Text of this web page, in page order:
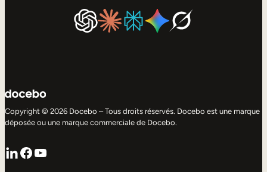
Copyright © 2026 Docebo – Tous droits réservés. Docebo est une marque
déposée ou une marque commerciale de Docebo.
LinkedIn
Facebook
YouTube